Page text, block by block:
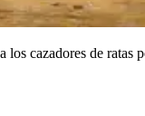
cazadores de